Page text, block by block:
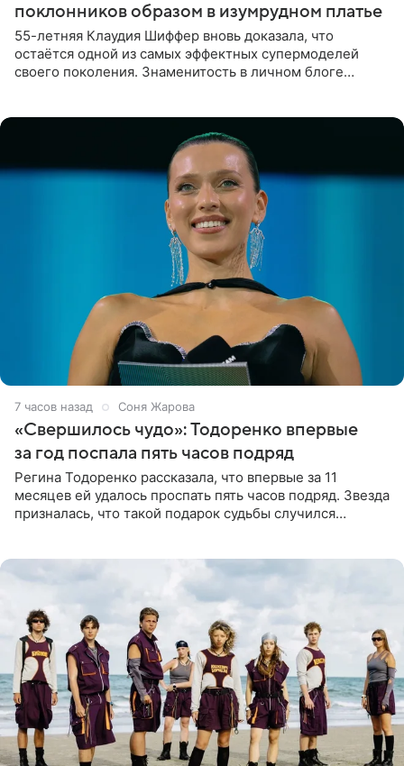
поклонников образом в изумрудном платье
55-летняя Клаудия Шиффер вновь доказала, что
остаётся одной из самых эффектных супермоделей
своего поколения. Знаменитость в личном блоге
7 часов назад Соня Жарова
«Свершилось чудо»: Тодоренко впервые
за год поспала пять часов подряд
Регина Тодоренко рассказала, что впервые за 11
месяцев ей удалось проспать пять часов подряд. Звезда
призналась, что такой подарок судьбы случился